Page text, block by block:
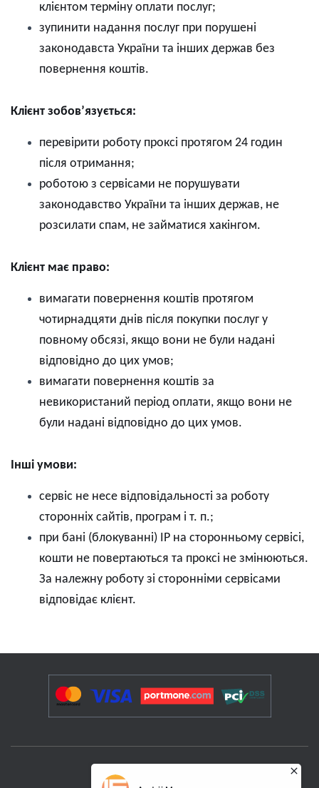
клієнтом терміну оплати послуг;
зупинити надання послуг при порушені
законодавста України та інших держав без
повернення коштів.
Клієнт зобов’язується:
перевірити роботу проксі протягом 24 годин
після отримання;
роботою з сервісами не порушувати
законодавство України та інших держав, не
розсилати спам, не займатися хакінгом.
Клієнт має право:
вимагати повернення коштів протягом
чотирнадцяти днів після покупки послуг у
повному обсязі, якщо вони не були надані
відповідно до цих умов;
вимагати повернення коштів за
невикористаний період оплати, якщо вони не
були надані відповідно до цих умов.
Інші умови:
сервіс не несе відповідальності за роботу
сторонніх сайтів, програм і т. п.;
при бані (блокуванні) IP на сторонньому сервісі,
кошти не повертаються та проксі не змінюються.
За належну роботу зі сторонніми сервісами
відповідає клієнт.
ПОСЛУГИ ТА РІШЕННЯ